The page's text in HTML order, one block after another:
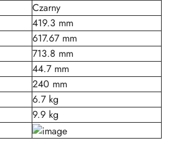
Czarny
419.3 mm
617.67 mm
713.8 mm
44.7 mm
240 mm
6.7 kg
9.9 kg